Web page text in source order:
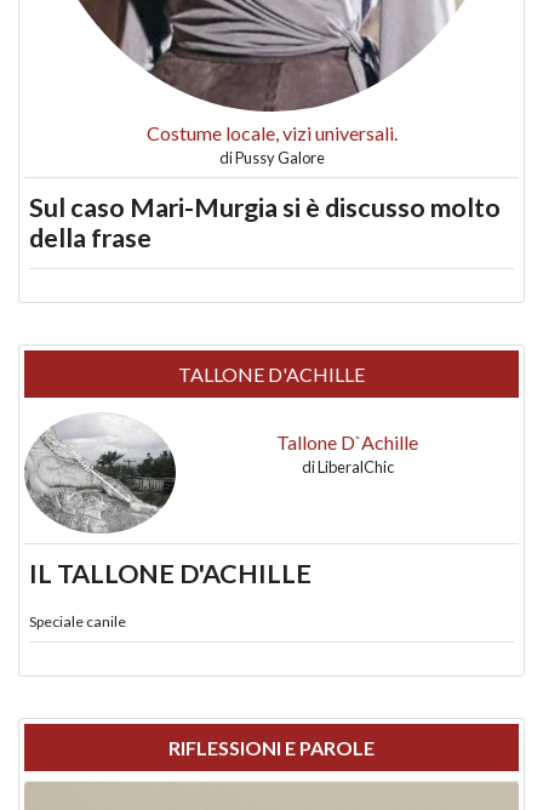
Costume locale, vizi universali.
diPussy Galore
Sul caso Mari-Murgia si è discusso molto
della frase
TALLONE D'ACHILLE
Tallone D`Achille
diLiberalChic
IL TALLONE D'ACHILLE
Speciale canile
RIFLESSIONI E PAROLE